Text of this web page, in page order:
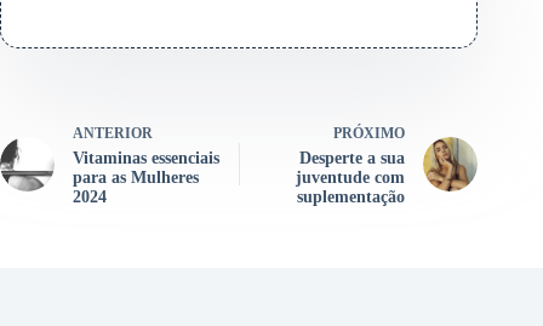
ANTERIOR
Vitaminas essenciais
para as Mulheres
2024
PRÓXIMO
Desperte a sua
juventude com
suplementação